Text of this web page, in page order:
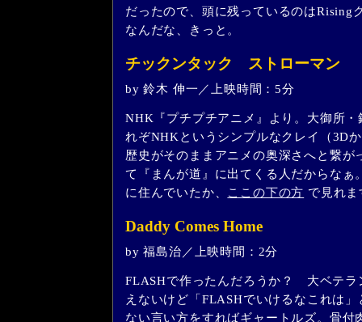
だったので、頭に残っているのはRising
なんだな、きっと。
チックンタック ストローマン
by 鈴木 伸一／上映時間：5分
NHK『プチプチアニメ』より。大御所
れぞNHKというシンプルなクレイ（3D
歴史がそのままアニメの奥深さへと繋が
て『まんが道』に出てくる人だからなぁ
に住んでいたか、 ここの下の方 で見れま
Daddy Comes Home
by 福島治／上映時間：2分
FLASHで作ったんだろうか？ 大ベテラ
えないけど「FLASHでいけるなこれは
ない言い方をすればギャートルズ。骨付